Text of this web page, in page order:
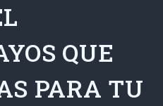
QUE
PARA TU